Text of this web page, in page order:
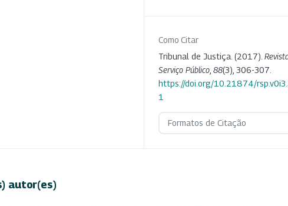
Como Citar
Tribunal de Justiça. (2017).
Serviço Público 88(3), 306-307.
https://doi.org/10.21874/
1
Formatos de Citação
autor(es)